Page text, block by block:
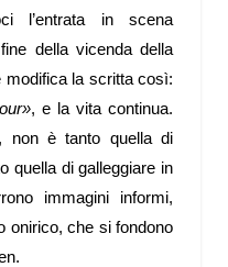
l’entrata in scena
della vicenda della
la scritta così:
, e la vita continua.
non è tanto quella di
quella di galleggiare in
immagini informi,
onirico, che si fondono